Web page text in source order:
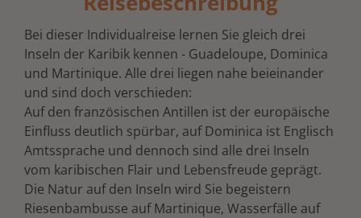
Bei dieser Individualreise lernen Sie gleich drei
Inseln der Karibik kennen - Guadeloupe, Dominica
und Martinique. Alle drei liegen nahe beieinander
und sind doch verschieden:
Auf den französischen Antillen ist der europäische
Einfluss deutlich spürbar, auf Dominica ist Englisch
Amtssprache und dennoch sind alle drei Inseln
vom karibischen Flair und Lebensfreude geprägt.
Die Natur auf den Inseln wird Sie begeistern
Riesenbambusse auf Martinique, Wasserfälle auf